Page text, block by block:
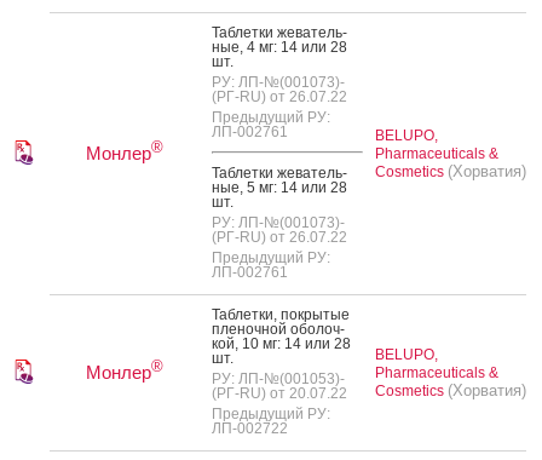
Монлер®
Таб­летки же­ватель­
ные, 4 мг: 14 или 28
шт.
РУ: ЛП-№(001073)-
(РГ-RU) от 26.07.22
Предыдущий РУ:
ЛП-002761
Таб­летки же­ватель­
ные, 5 мг: 14 или 28
шт.
РУ: ЛП-№(001073)-
(РГ-RU) от 26.07.22
Предыдущий РУ:
ЛП-002761
BELUPO,
Pharmaceuticals &
Cosmetics (Хорватия)
Монлер®
Таб­летки, пок­ры­тые
пле­ноч­ной обо­лоч­
кой, 10 мг: 14 или 28
шт.
РУ: ЛП-№(001053)-
(РГ-RU) от 20.07.22
Предыдущий РУ:
ЛП-002722
BELUPO,
Pharmaceuticals &
Cosmetics (Хорватия)